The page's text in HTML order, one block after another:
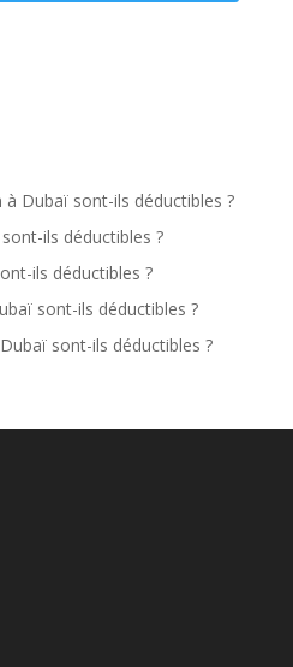
Dubaï sont-ils déductibles ?
ils déductibles ?
ils déductibles ?
sont-ils déductibles ?
sont-ils déductibles ?